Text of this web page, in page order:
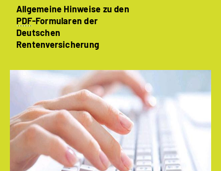
Allgemeine Hinweise zu den
PDF-Formularen der
Deutschen
Rentenversicherung